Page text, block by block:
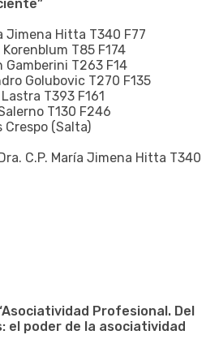
Jimena Hitta T340 F77
Korenblum T85 F174
Gamberini T263 F14
Golubovic T270 F135
T393 F161
T130 F246
Crespo (Salta)
C.P. María Jimena Hitta T340
Profesional. Del
el poder de la asociatividad